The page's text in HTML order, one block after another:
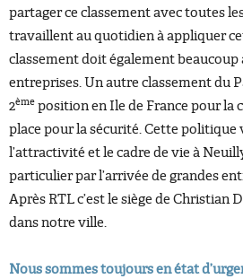
partager ce classement avec toutes
travaillent au quotidien à appliquer
classement doit également
entreprises. Un autre classement du
2ème position en Ile de France pour la
place pour la sécurité. Cette
l’attractivité et le cadre de vie à
particulier par l’arrivée de grandes
Après RTL c’est le siège de Christian
dans notre ville.
Nous sommes toujours en état